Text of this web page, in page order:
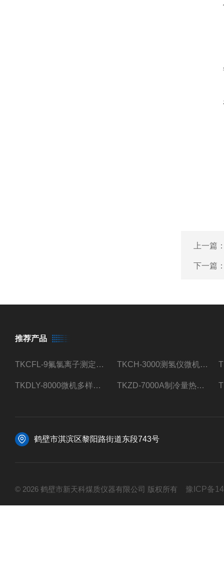
上一篇
下一篇
推荐产品
TKCFL-9氟氯离子测定仪自动煤质检测 TKCH-3000测氢仪微机氢元素测定煤质检测
TKDLY-8000微机多样测硫仪自动定硫仪化验室硫含量测定 TKZD-7000A制冷量热仪自动升降热值仪煤质检测
鹤壁市淇滨区黎阳路街道东段743号
© 2026 鹤壁市新天科煤质仪器有限公司 版权所有 豫ICP备